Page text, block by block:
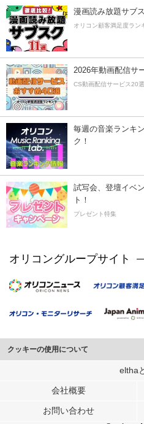
漫画読み放題サブ
オリコン顧客満足度ラン
2026年動画配信サ
CS動画配信サービス20選
毎週の音楽ランキ
ク！
試写会、登壇イベ
ト！
プレゼント特集
オリコングループサイト
クッキーの使用について
このサイトでは Cookie を使用して、ユ
行っています。
メディアや広告配信、データ解析の各パ
各パートナーは、この情報とユーザーが
eltha
会社概要
お問い合わせ